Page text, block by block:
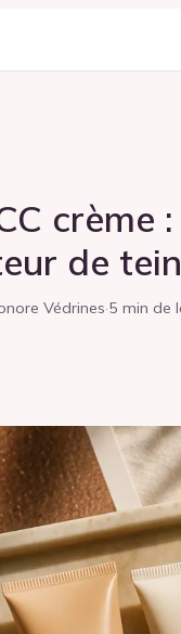
crème
de
Védrines·5 min de